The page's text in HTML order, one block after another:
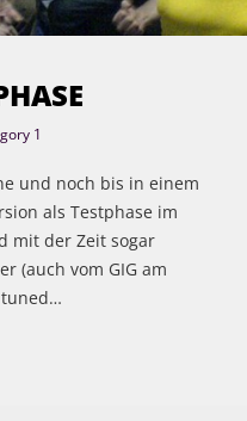
1
und noch bis in einem
als Testphase im
mit der Zeit sogar
(auch vom GIG am
tuned…